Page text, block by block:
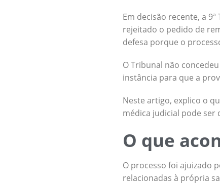
Em decisão recente, a
rejeitado o pedido de
defesa porque o
O Tribunal não
instância para que a
Neste artigo, explico o
médica judicial pode ser
O que
O processo foi ajuizado
relacionadas à própria